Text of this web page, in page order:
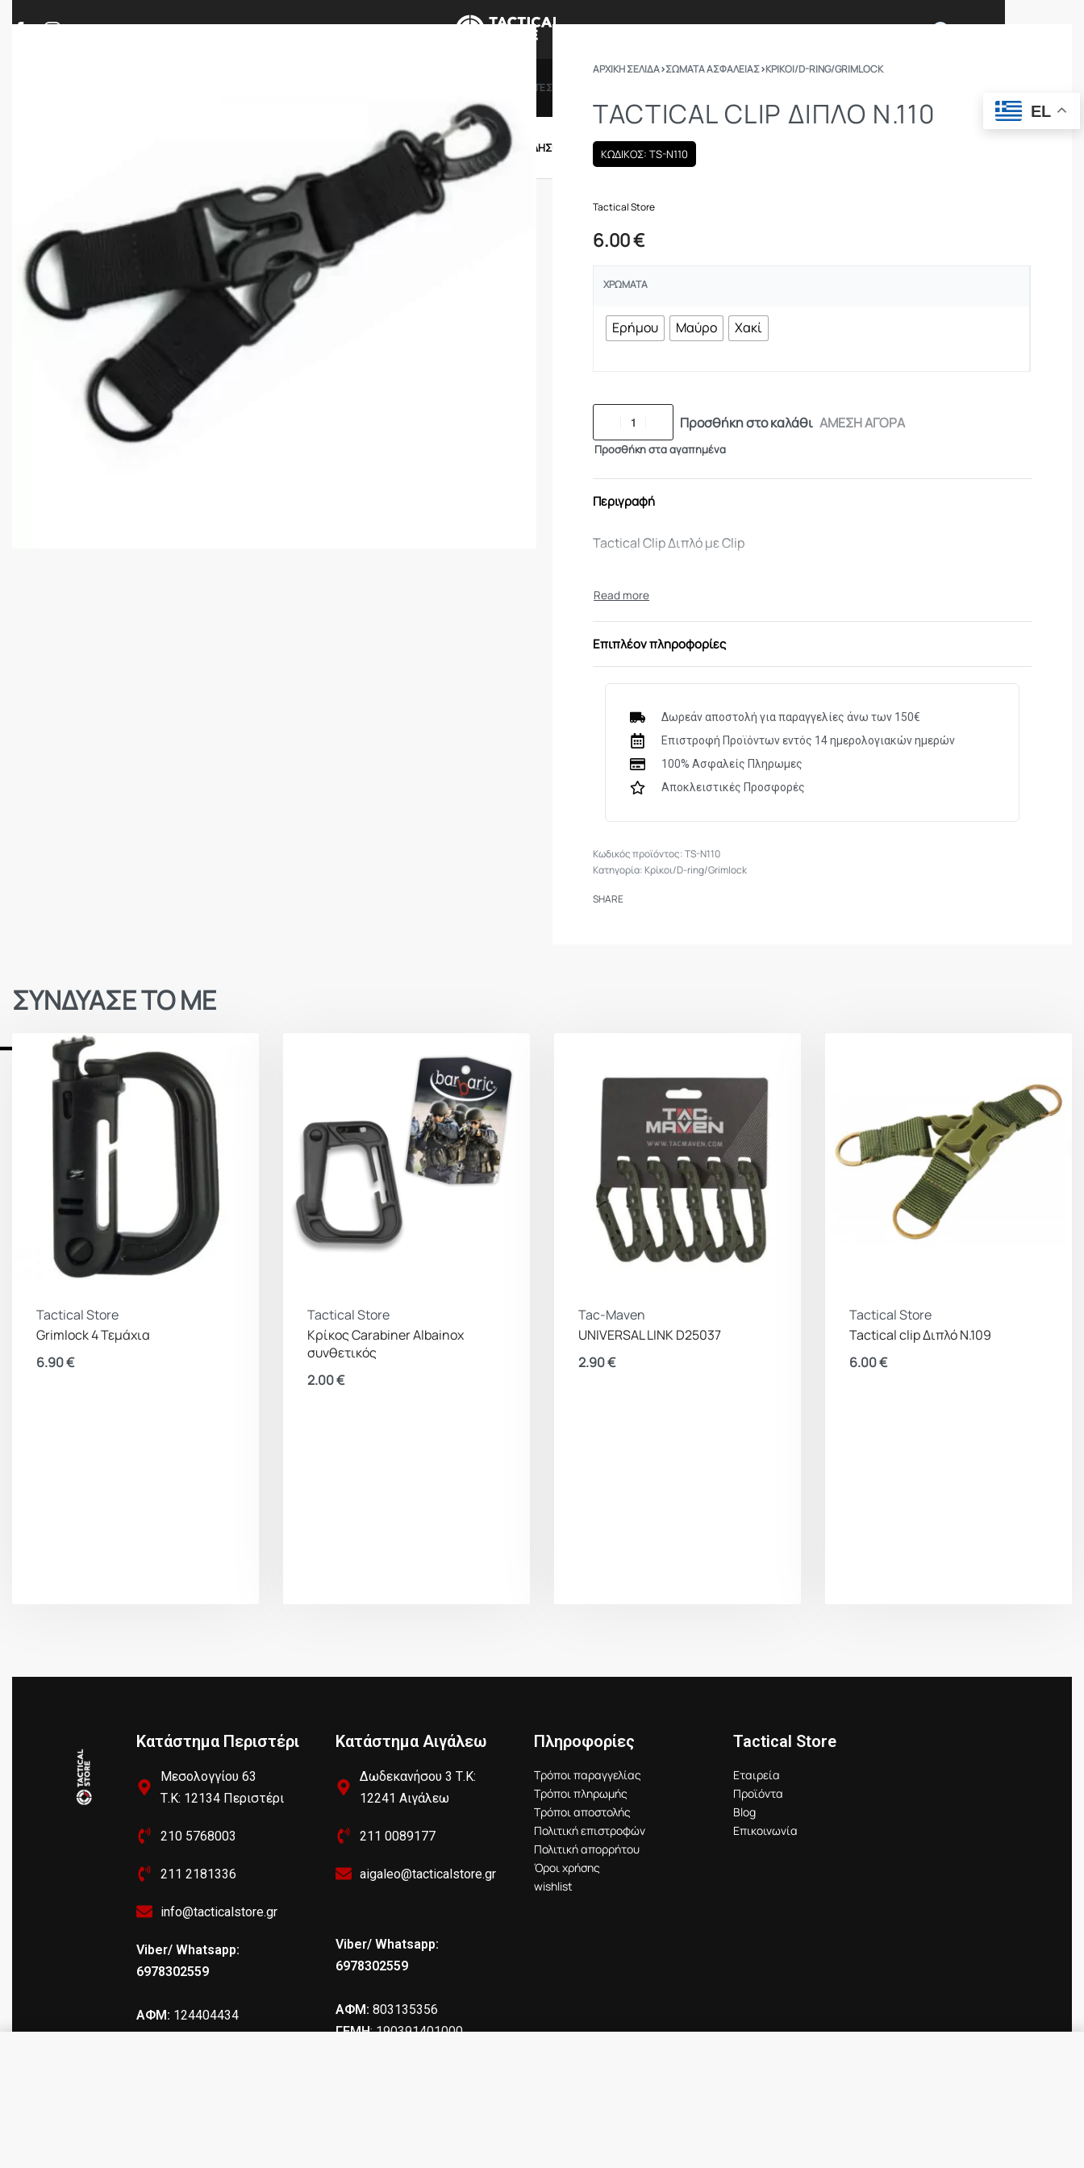
ΔΩΡΟΚΑΡΤΕΣ
ΑΕΡΟΒΟΛΑ – AIRSOFT ΕΝΔΥΣΗ – ΥΠΟΔΗΣΗ ΕΞΟΠΛΙΣΜΟΣ
ΑΡΧΙΚΉ ΣΕΛΊΔΑ›ΣΩΜΑΤΑ ΑΣΦΑΛΕΙΑΣ›ΚΡΊΚΟΙ/D-RING/GRIMLOCK
TACTICAL CLIP ΔΙΠΛΌ Ν.110
ΚΩΔΙΚΟΣ: TS-N110
Tactical Store
6.00€
ΧΡΏΜΑΤΑ
Ερήμου Μαύρο Χακί
Προσθήκη στο καλάθι ΑΜΕΣΗ ΑΓΟΡΑ
Προσθήκη στα αγαπημένα
Περιγραφή
Tactical Clip Διπλό με Clip
Επιπλέον πληροφορίες
Δωρεάν αποστολή για παραγγελίες άνω των 150€
Επιστροφή Προϊόντων εντός 14 ημερολογιακών ημερών
100% Ασφαλείς Πληρωμες
Αποκλειστικές Προσφορές
TS-N110
Κατηγορία: Κρίκοι/D-ring/Grimlock
SHARE
ΣΥΝΔΥΑΣΕ ΤΟ ΜΕ
Tactical Store
Grimlock 4 Τεμάχια
6.90€
Tactical Store
Κρίκος Carabiner Albainox
συνθετικός
2.00€
Tac-Maven
UNIVERSAL LINK D25037
2.90€
Tactical Store
Tactical clip Διπλό Ν.109
6.00€
Κατάστημα Περιστέρι
Μεσολογγίου 63
Τ.Κ: 12134 Περιστέρι
210 5768003
211 2181336
info@tacticalstore.gr
Viber/ Whatsapp:
6978302559
ΑΦΜ: 124404434
ΓΕΜΗ: 147469103000
Κατάστημα Αιγάλεω
Δωδεκανήσου 3 Τ.Κ:
12241 Αιγάλεω
211 0089177
aigaleo@tacticalstore.gr
Viber/ Whatsapp:
6978302559
ΑΦΜ: 803135356
ΓΕΜΗ: 190391401000
Πληροφορίες
Τρόποι παραγγελίας
Τρόποι πληρωμής
Τρόποι αποστολής
Πολιτική επιστροφών
Πολιτική απορρήτου
Όροι χρήσης
wishlist
Tactical Store
Εταιρεία
Προϊόντα
Blog
Επικοινωνία
EL